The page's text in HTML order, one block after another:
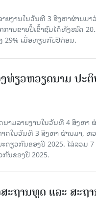
ຍງານໃນວັນທີ 3 ສິງຫາຜ່ານມ
ກການຂາຍປີ້ເຂົ້າຊົມໄດ້ທັງໝົດ
29% ເມື່ອທຽບກັບປີກ່ອນ.
ຽວຫວຽດນາມ ​ປະ​ຕິ​
າມລາຍງານໃນວັນທີ 4 ສິງຫາ
ດ​ໃນ​ວັນ​ທີ 3 ສິງ​ຫາ​ ຜ່ານມາ,
ດຽວ​ກັນ​ຂອງ​ປີ 2025. ໄລ່​ລວ
ກັນ​ຂອງ​ປີ​ 2025.
ະຖານທູດ ແ​ລະ ສະ